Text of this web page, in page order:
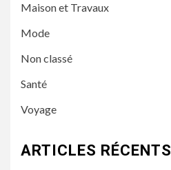
Maison et Travaux
Mode
Non classé
Santé
Voyage
ARTICLES RÉCENTS